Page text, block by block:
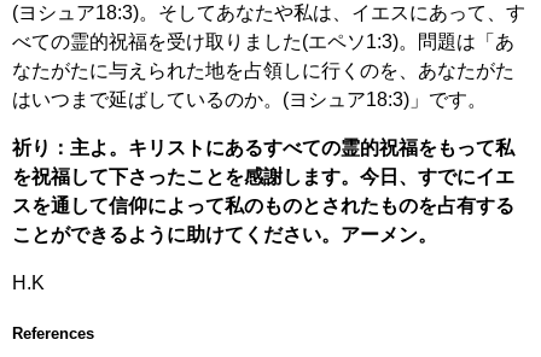
(ヨシュア18:3)。そしてあなたや私は、イエスにあって、す
べての霊的祝福を受け取りました(エペソ1:3)。問題は「あ
なたがたに与えられた地を占領しに行くのを、あなたがた
はいつまで延ばしているのか。(ヨシュア18:3)」です。
祈り：主よ。キリストにあるすべての霊的祝福をもって私
を祝福して下さったことを感謝します。今日、すでにイエ
スを通して信仰によって私のものとされたものを占有する
ことができるように助けてください。アーメン。
H.K
References